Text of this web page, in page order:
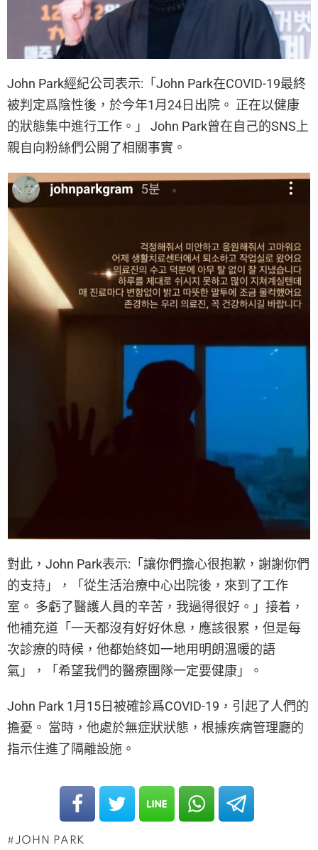
John Park經紀公司表示:「John Park在COVID-19最終
被判定爲陰性後，於今年1月24日出院。 正在以健康
的狀態集中進行工作。」 John Park曾在自己的SNS上
親自向粉絲們公開了相關事實。
對此，John Park表示:「讓你們擔心很抱歉，謝謝你們
的支持」，「從生活治療中心出院後，來到了工作
室。 多虧了醫護人員的辛苦，我過得很好。」接着，
他補充道「一天都沒有好好休息，應該很累，但是每
次診療的時候，他都始終如一地用明朗溫暖的語
氣」，「希望我們的醫療團隊一定要健康」。
John Park 1月15日被確診爲COVID-19，引起了人們的
擔憂。 當時，他處於無症狀狀態，根據疾病管理廳的
指示住進了隔離設施。
JOHN PARK